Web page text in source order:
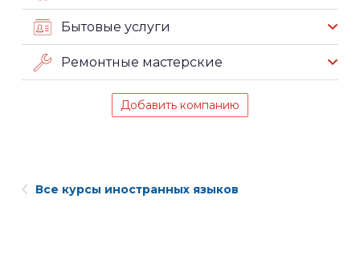
Бытовые услуги
Ремонтные мастерские
Добавить компанию
Все курсы иностранных языков